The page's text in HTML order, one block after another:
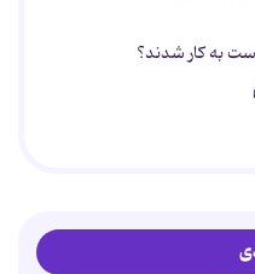
به کار شدند؟